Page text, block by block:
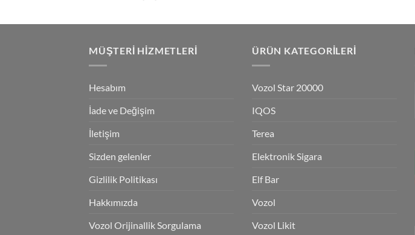
MÜŞTERI HIZMETLERI
Hesabım
İade ve Değişim
İletişim
Sizden gelenler
Gizlilik Politikası
Hakkımızda
Vozol Orijinallik Sorgulama
ÜRÜN KATEGORILERI
Vozol Star 20000
IQOS
Terea
Elektronik Sigara
Elf Bar
Vozol
Vozol Likit